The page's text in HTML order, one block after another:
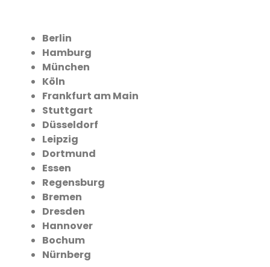
Berlin
Hamburg
München
Köln
Frankfurt am Main
Stuttgart
Düsseldorf
Leipzig
Dortmund
Essen
Regensburg
Bremen
Dresden
Hannover
Bochum
Nürnberg